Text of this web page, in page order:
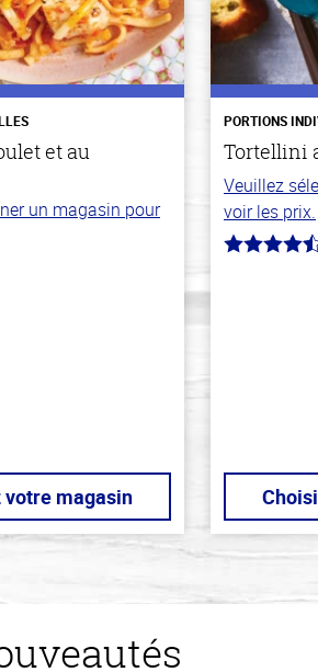
et au
un magasin pour
votre magasin
PORTIONS
Tortellini
Veuillez
voir les prix.
4.7